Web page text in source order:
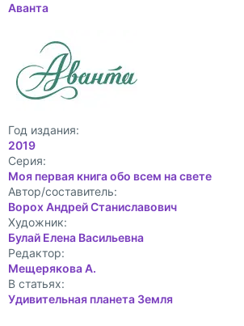
Аванта
Год издания:
2019
Cерия:
Моя первая книга обо всем на свете
Автор/составитель:
Ворох Андрей Станиславович
Художник:
Булай Елена Васильевна
Редактор:
Мещерякова А.
В статьях:
Удивительная планета Земля